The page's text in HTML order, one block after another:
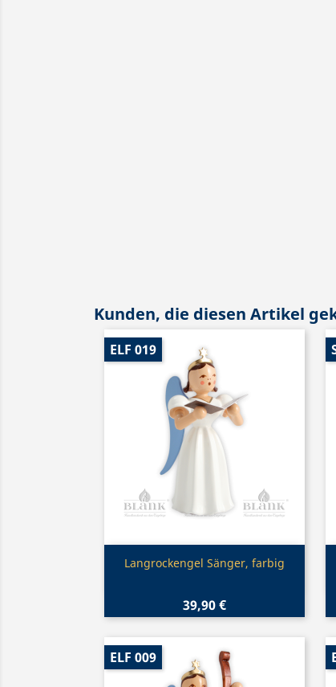
Kunden, die diesen Artikel
Vorschau
Langrockengel Sänger, farbig
39,90 €
ELF 019
ELF 009